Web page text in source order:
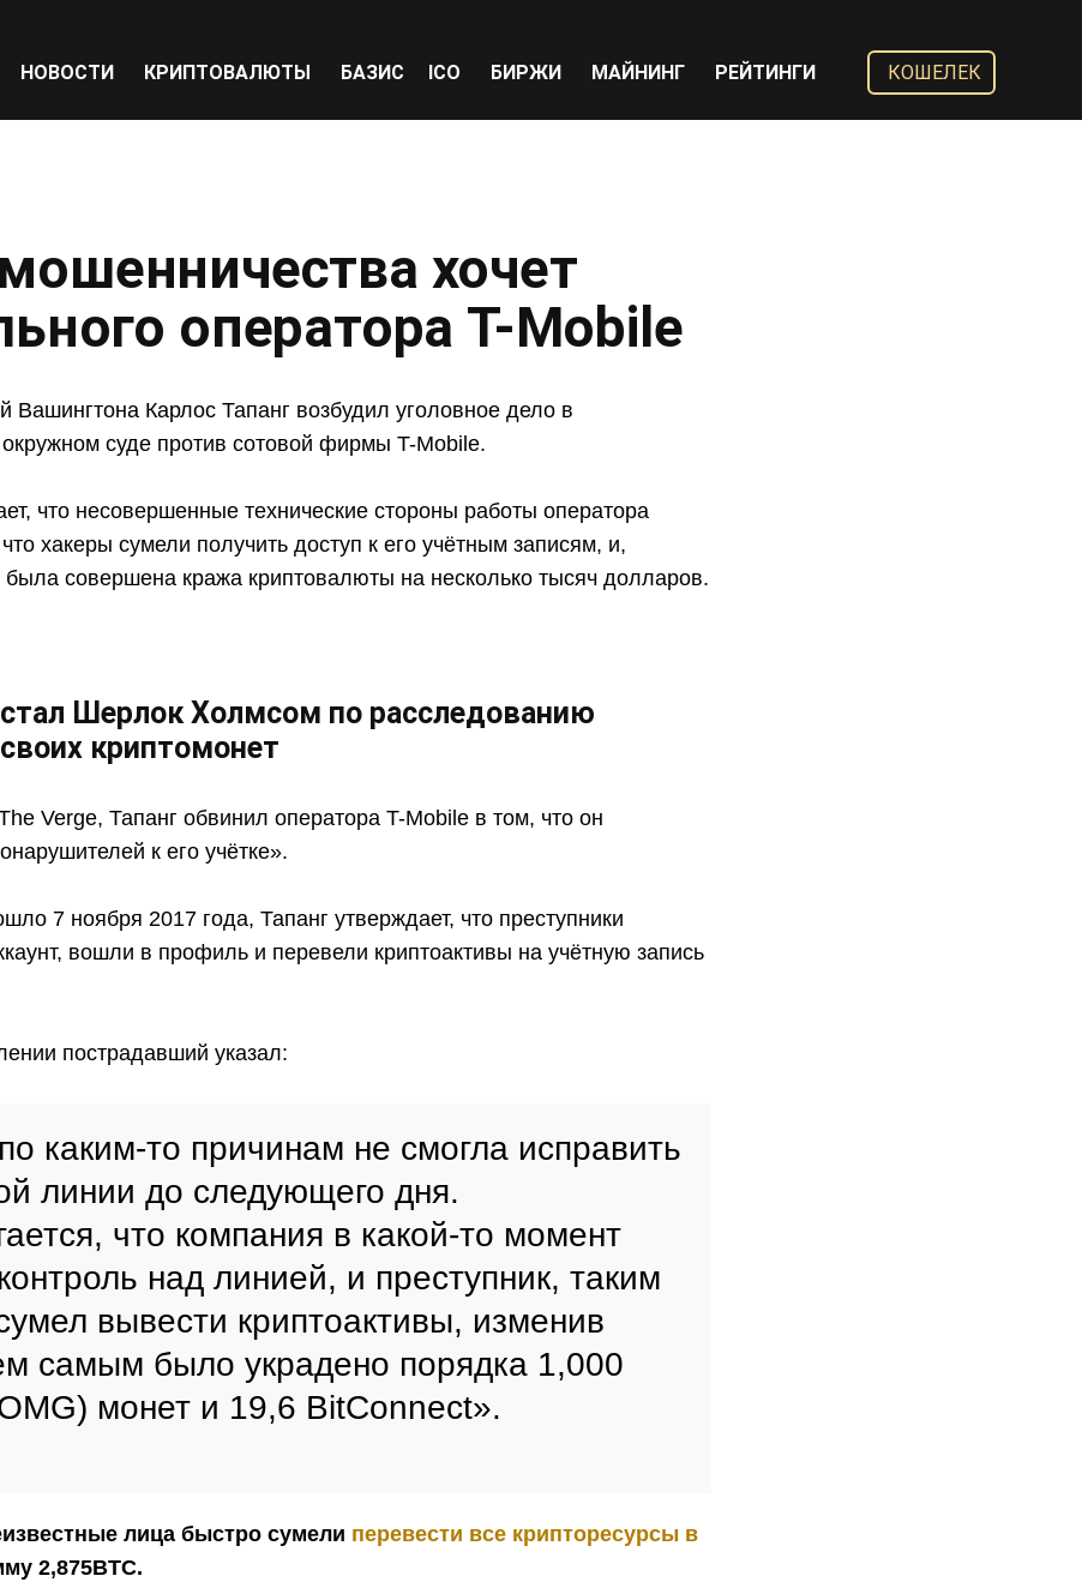
НОВОСТИ КРИПТОВАЛЮТЫ БАЗИС ICO БИРЖИ МАЙНИНГ РЕЙТИНГИ КОШЕЛЕК
хочет
оператора T-Mobile
Вашингтона Карлос Тапанг возбудил уголовное дело в
суде против сотовой фирмы T-Mobile.
что несовершенные технические стороны работы оператора
хакеры сумели получить доступ к его учётным записям, и,
была совершена кража криптовалюты на несколько тысяч долларов.
стал Шерлок Холмсом по расследованию
криптомонет
Verge, Тапанг обвинил оператора T-Mobile в том, что он
к его учётке».
7 ноября 2017 года, Тапанг утверждает, что преступники
вошли в профиль и перевели криптоактивы на учётную запись
пострадавший указал:
каким-то причинам не смогла исправить
линии до следующего дня.
что компания в какой-то момент
над линией, и преступник, таким
вывести криптоактивы, изменив
самым было украдено порядка 1,000
монет и 19,6 BitConnect».
лица быстро сумели перевести все крипторесурсы в
2,875BTC.